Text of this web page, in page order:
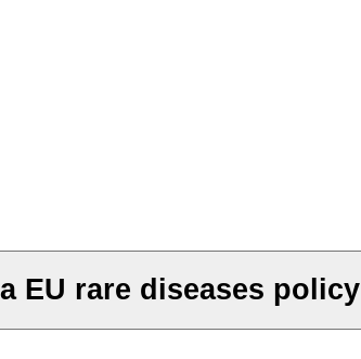
EU rare diseases policy